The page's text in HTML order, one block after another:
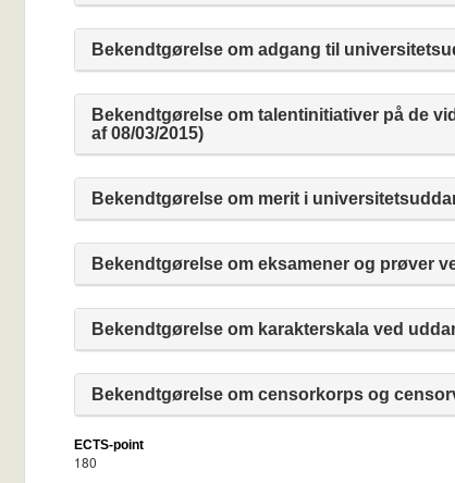
Bekendtgørelse om adgang til
Bekendtgørelse om talentinitiativer på de
af 08/03/2015)
Bekendtgørelse om merit i
Bekendtgørelse om eksamener og prøver
Bekendtgørelse om karakterskala ved
Bekendtgørelse om censorkorps og
ECTS-point
180